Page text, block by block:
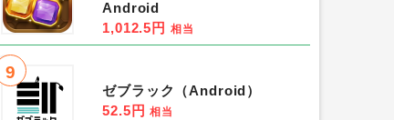
Android
1,012.5円 相当
9
ゼブラック（Android）
52.5円 相当